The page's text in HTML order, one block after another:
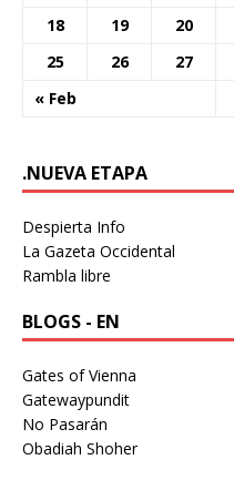
« Feb
18
19 20
25
26 27
.NUEVA ETAPA
Despierta Info
La Gazeta Occidental
Rambla libre
BLOGS - EN
Gates of Vienna
Gatewaypundit
No Pasarán
Obadiah Shoher